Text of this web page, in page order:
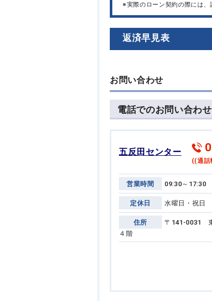
※実際のローン契約の際には、
返済早見表
お問い合わせ
電話でのお問い合わせ
五反田センター
((通話
営業時間 09:30～17:30
定休日 水曜日・祝日
住所 〒141-0031
４階